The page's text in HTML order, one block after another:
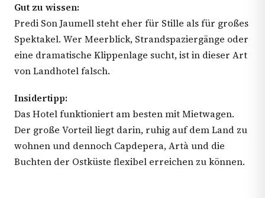
Gut zu wissen:
Predi Son Jaumell steht eher für Stille als für großes
Spektakel. Wer Meerblick, Strandspaziergänge oder
eine dramatische Klippenlage sucht, ist in dieser Art
von Landhotel falsch.
Insidertipp:
Das Hotel funktioniert am besten mit Mietwagen.
Der große Vorteil liegt darin, ruhig auf dem Land zu
wohnen und dennoch Capdepera, Artà und die
Buchten der Ostküste flexibel erreichen zu können.